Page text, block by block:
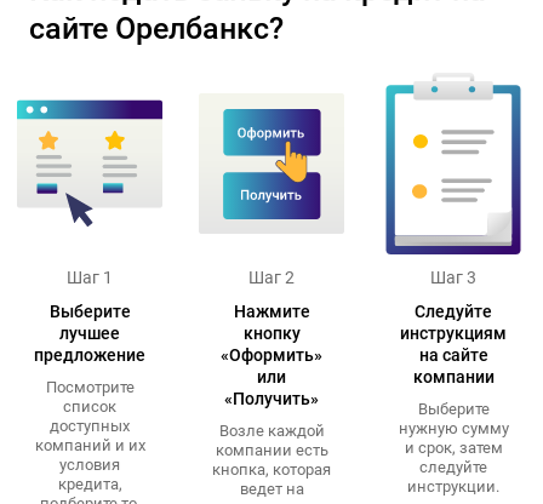
сайте Орелбанкс?
Шаг 1
Выберите
лучшее
предложение
Посмотрите
список
доступных
компаний и их
условия
кредита,
Шаг 2
Нажмите
кнопку
«Оформить»
или
«Получить»
Возле каждой
компании есть
кнопка, которая
ведет на
Шаг 3
Следуйте
инструкциям
на сайте
компании
Выберите
нужную сумму
и срок, затем
следуйте
инструкции.